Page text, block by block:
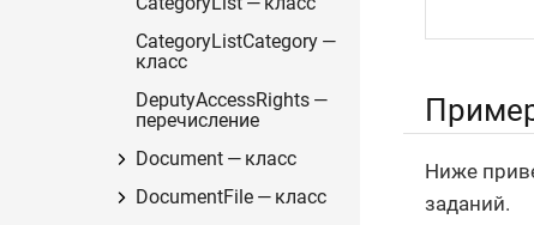
CategoryListCategory —
класс
DeputyAccessRights —
перечисление
Document — класс
DocumentFile — класс
Ниже
заданий.